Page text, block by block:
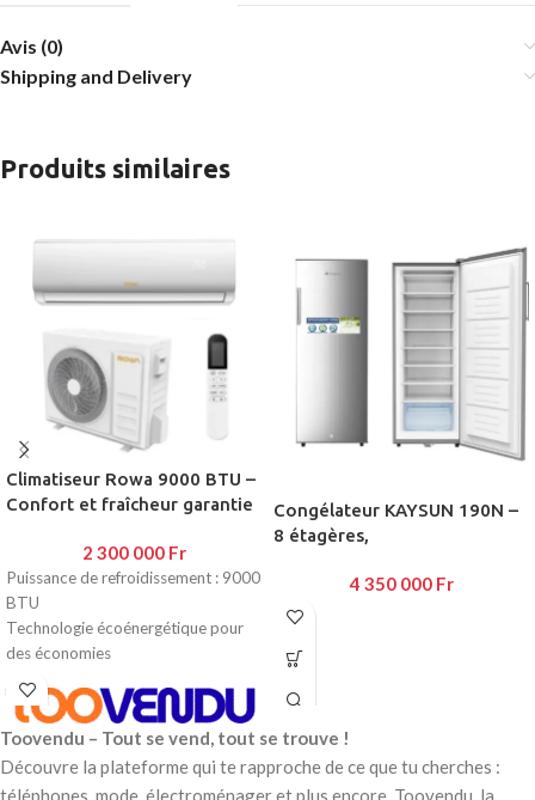
Avis (0)
Shipping and Delivery
Produits similaires
Climatiseur Rowa 9000 BTU –
Confort et fraîcheur garantie
2 300 000 Fr
Puissance de refroidissement : 9000
BTU
Technologie écoénergétique pour
des économies
Fonctionnement silencieux pour un
confort optimal
Filtration de l’air pour un
Télécommande pratique et design
Congélateur KAYSUN 190N –
8 étagères,
4 350 000 Fr
Toovendu – Tout se vend, tout se trouve !
Découvre la plateforme qui te rapproche de ce que tu cherches :
téléphones, mode, électroménager et plus encore. Toovendu, la